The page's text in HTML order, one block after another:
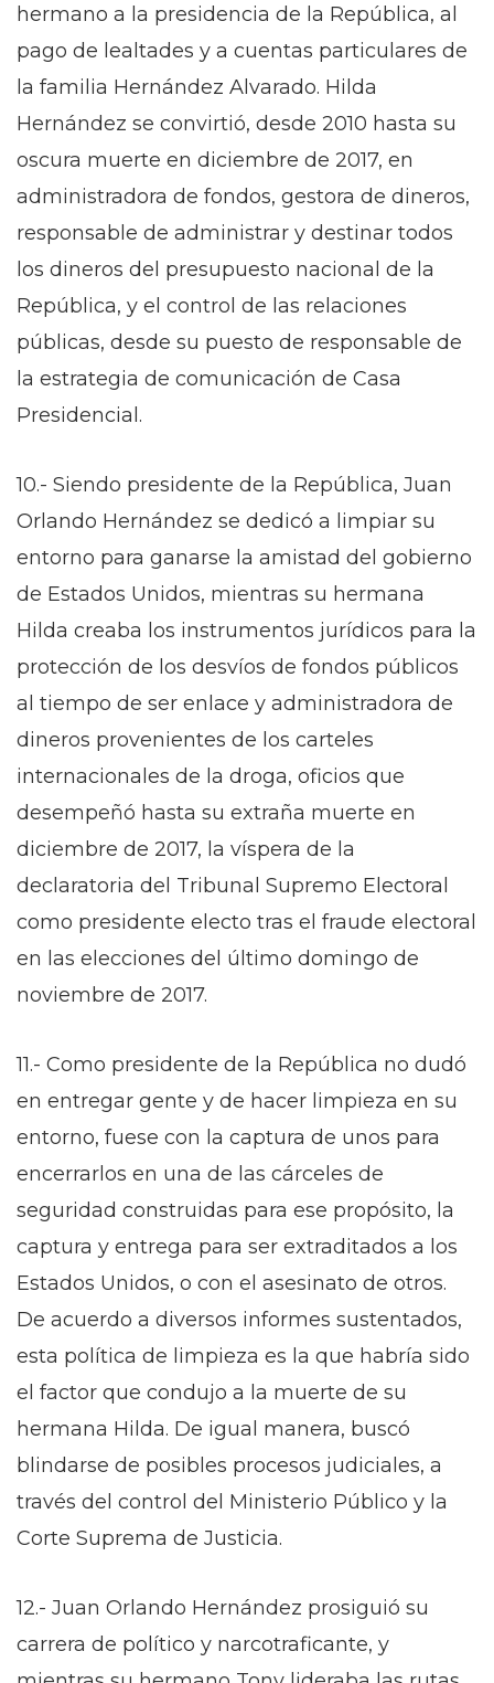
hermano a la presidencia de la República, al
pago de lealtades y a cuentas particulares de
la familia Hernández Alvarado. Hilda
Hernández se convirtió, desde 2010 hasta su
oscura muerte en diciembre de 2017, en
administradora de fondos, gestora de dineros,
responsable de administrar y destinar todos
los dineros del presupuesto nacional de la
República, y el control de las relaciones
públicas, desde su puesto de responsable de
la estrategia de comunicación de Casa
Presidencial.
10.- Siendo presidente de la República, Juan
Orlando Hernández se dedicó a limpiar su
entorno para ganarse la amistad del gobierno
de Estados Unidos, mientras su hermana
Hilda creaba los instrumentos jurídicos para la
protección de los desvíos de fondos públicos
al tiempo de ser enlace y administradora de
dineros provenientes de los carteles
internacionales de la droga, oficios que
desempeñó hasta su extraña muerte en
diciembre de 2017, la víspera de la
declaratoria del Tribunal Supremo Electoral
como presidente electo tras el fraude electoral
en las elecciones del último domingo de
noviembre de 2017.
11.- Como presidente de la República no dudó
en entregar gente y de hacer limpieza en su
entorno, fuese con la captura de unos para
encerrarlos en una de las cárceles de
seguridad construidas para ese propósito, la
captura y entrega para ser extraditados a los
Estados Unidos, o con el asesinato de otros.
De acuerdo a diversos informes sustentados,
esta política de limpieza es la que habría sido
el factor que condujo a la muerte de su
hermana Hilda. De igual manera, buscó
blindarse de posibles procesos judiciales, a
través del control del Ministerio Público y la
Corte Suprema de Justicia.
12.- Juan Orlando Hernández prosiguió su
carrera de político y narcotraficante, y